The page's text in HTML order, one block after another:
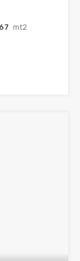
67 mt2